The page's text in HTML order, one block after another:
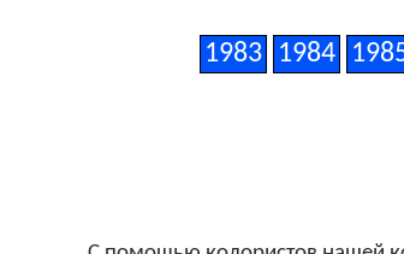
1983 1984